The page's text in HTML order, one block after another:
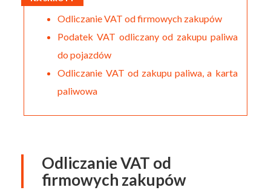
Odliczanie VAT od firmowych zakupów
Podatek VAT odliczany od zakupu paliwa
do pojazdów
Odliczanie VAT od zakupu paliwa, a karta
paliwowa
Odliczanie VAT od
firmowych zakupów